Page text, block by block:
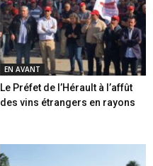
EN AVANT
Le Préfet de l’Hérault à l’affût
des vins étrangers en rayons